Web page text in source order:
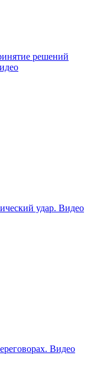
решений
удар. Видео
Видео